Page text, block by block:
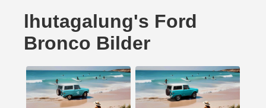
lhutagalung's Ford
Bronco Bilder